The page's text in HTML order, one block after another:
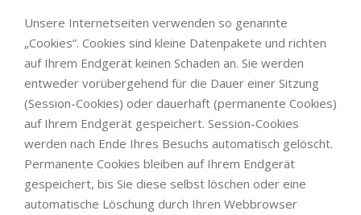
Unsere Internetseiten verwenden so genannte
„Cookies“. Cookies sind kleine Datenpakete und richten
auf Ihrem Endgerät keinen Schaden an. Sie werden
entweder vorübergehend für die Dauer einer Sitzung
(Session-Cookies) oder dauerhaft (permanente Cookies)
auf Ihrem Endgerät gespeichert. Session-Cookies
werden nach Ende Ihres Besuchs automatisch gelöscht.
Permanente Cookies bleiben auf Ihrem Endgerät
gespeichert, bis Sie diese selbst löschen oder eine
automatische Löschung durch Ihren Webbrowser